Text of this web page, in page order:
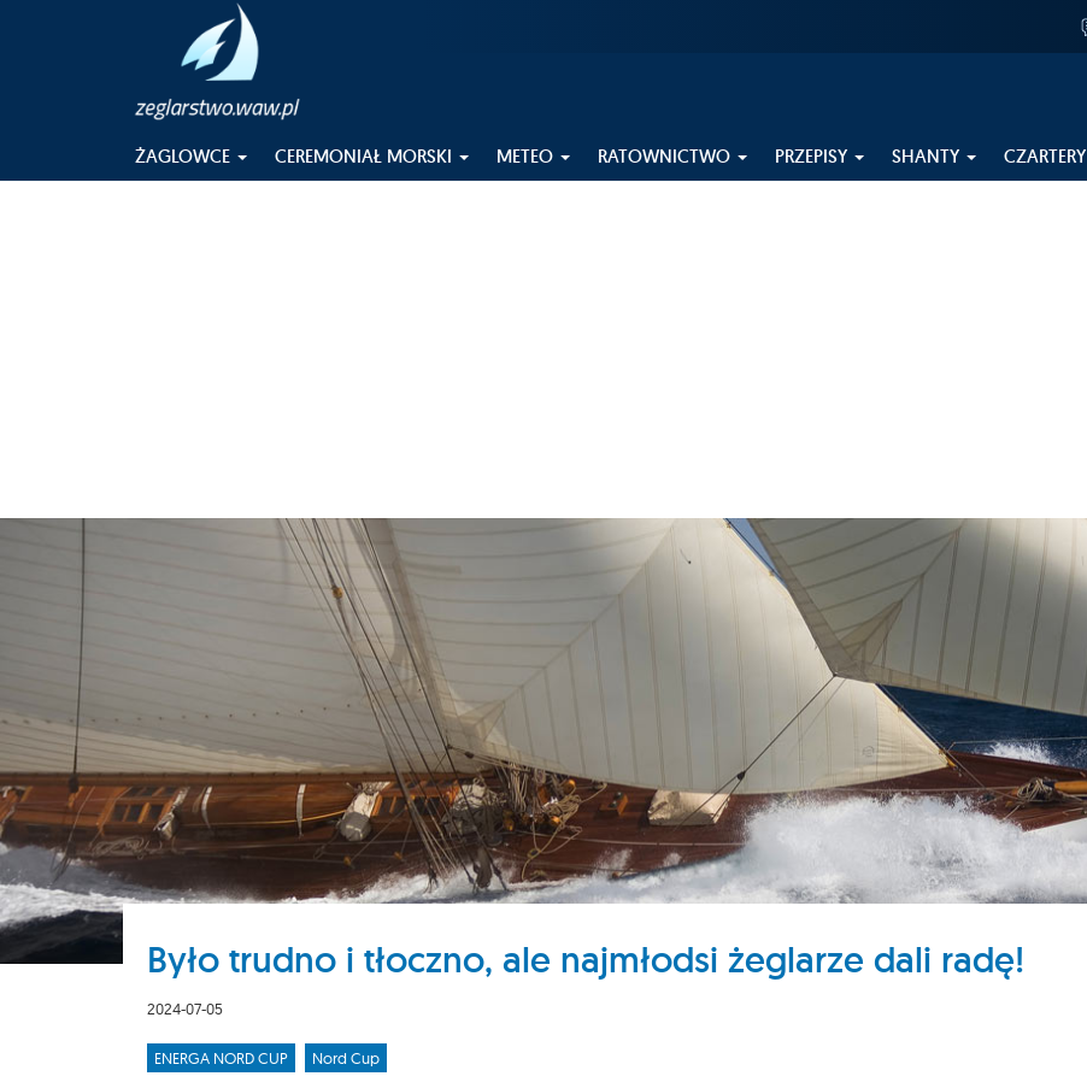
ŻAGLOWCE CEREMONIAŁ MORSKI METEO RATOWNICTWO PRZEPISY SHANTY CZARTERY
Było trudno i tłoczno, ale najmłodsi żeglarze dali radę!
2024-07-05
ENERGA NORD CUP Nord Cup